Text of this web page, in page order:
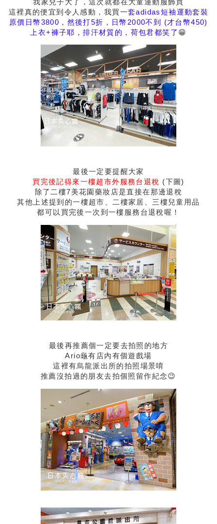
這裡真的便宜到令人感動，我買一套adidas短袖運動套裝
原價日幣3800，然後打5折，日幣2000不到 (才台幣450)
上衣+褲子耶，排汗材質的，荷包君都笑了 😁
最後一定要提醒大家
買完後記得來一樓超市外服務台退稅 (下圖)
除了二樓7美花園藥妝店是直接在那邊退稅
其他上述提到的一樓超市、二樓家居、三樓兒童用品
都可以買完後一次到一樓服務台退稅喔！
最後再推薦個一定要去拍照的地方
Ario龜有店內有個遊戲場
這裡有烏龍派出所的拍照場景唷
推薦沒拍過的朋友去拍個照留作紀念😉